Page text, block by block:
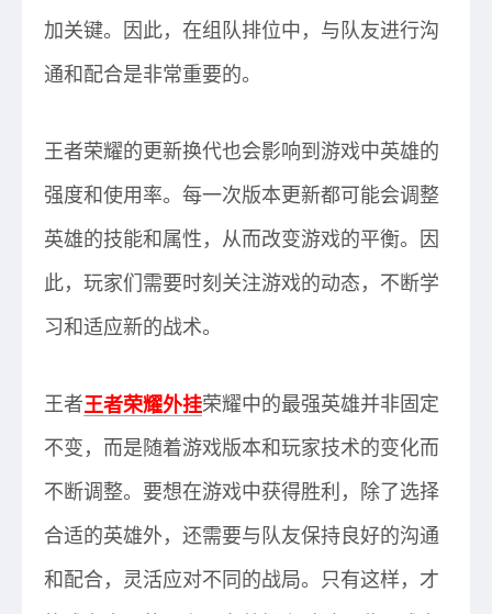
加关键。因此，在组队排位中，与队友进行沟
通和配合是非常重要的。
王者荣耀的更新换代也会影响到游戏中英雄的
强度和使用率。每一次版本更新都可能会调整
英雄的技能和属性，从而改变游戏的平衡。因
此，玩家们需要时刻关注游戏的动态，不断学
习和适应新的战术。
王者王者荣耀外挂荣耀中的最强英雄并非固定
不变，而是随着游戏版本和玩家技术的变化而
不断调整。要想在游戏中获得胜利，除了选择
合适的英雄外，还需要与队友保持良好的沟通
和配合，灵活应对不同的战局。只有这样，才